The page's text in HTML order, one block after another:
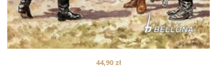
44,90 zł